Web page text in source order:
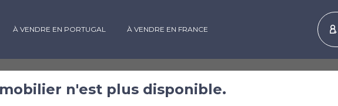
À VENDRE EN PORTUGAL À VENDRE EN FRANCE
n'est plus disponible.